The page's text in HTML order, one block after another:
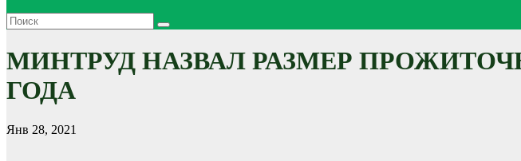
МИНТРУД НАЗВАЛ РАЗМЕР
ГОДА
Янв 28, 2021